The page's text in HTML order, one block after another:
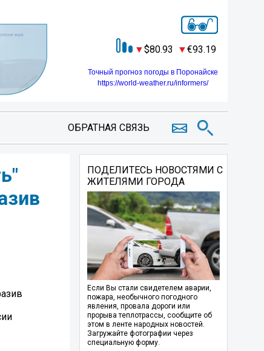
80.93 93.19
Точный прогноз погоды в Поронайске
https://world-weather.ru/informers/
ОБРАТНАЯ СВЯЗЬ
ПОДЕЛИТЕСЬ НОВОСТЯМИ С
ЖИТЕЛЯМИ ГОРОДА
Если Вы стали свидетелем аварии,
пожара, необычного погодного
явления, провала дороги или
прорыва теплотрассы, сообщите об
этом в ленте народных новостей.
Загружайте фотографии через
специальную форму.